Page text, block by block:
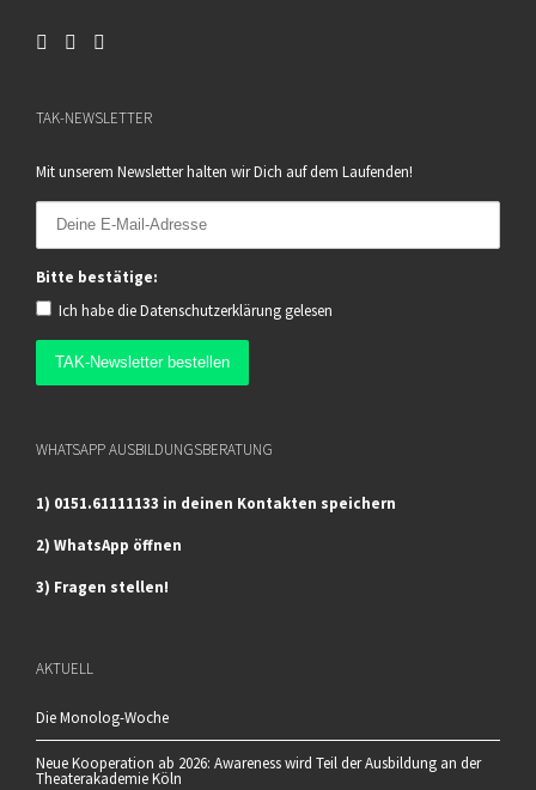
TAK-NEWSLETTER
Mit unserem Newsletter halten wir Dich auf dem Laufenden!
Bitte bestätige:
Ich habe dieDatenschutzerklärung gelesen
WHATSAPP AUSBILDUNGSBERATUNG
1) 0151.61111133 in deinen Kontakten speichern
2) WhatsApp öffnen
3) Fragen stellen!
AKTUELL
Die Monolog-Woche
Neue Kooperation ab 2026: Awareness wird Teil der Ausbildung an der
Theaterakademie Köln